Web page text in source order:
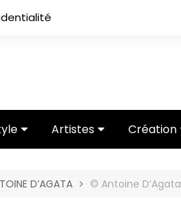
Artistes
Entretiens
Création
Vidéos
D’AGATA © Antoine D’Agata